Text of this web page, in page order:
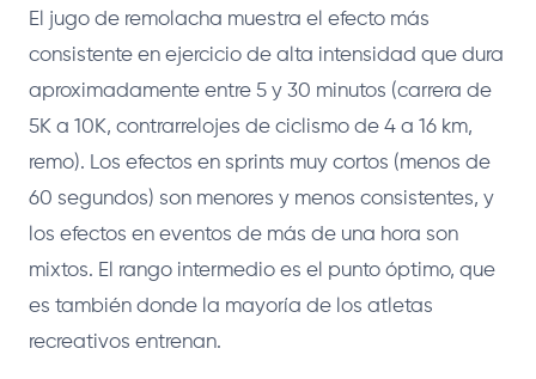
El jugo de remolacha muestra el efecto más
consistente en ejercicio de alta intensidad que dura
aproximadamente entre 5 y 30 minutos (carrera de
5K a 10K, contrarrelojes de ciclismo de 4 a 16 km,
remo). Los efectos en sprints muy cortos (menos de
60 segundos) son menores y menos consistentes, y
los efectos en eventos de más de una hora son
mixtos. El rango intermedio es el punto óptimo, que
es también donde la mayoría de los atletas
recreativos entrenan.